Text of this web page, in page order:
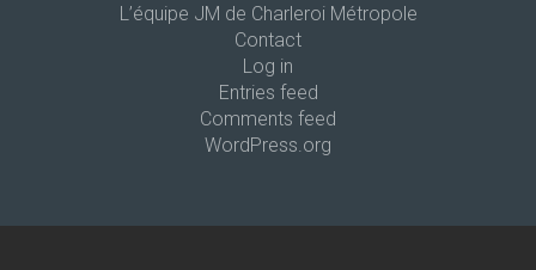
L’équipe JM de Charleroi Métropole
Contact
Log in
Entries feed
Comments feed
WordPress.org